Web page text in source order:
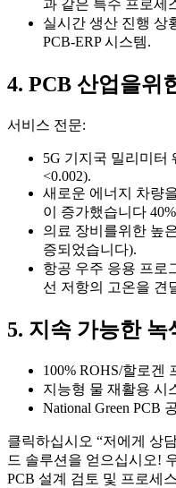
과 같은 특수 프로세
실시간 생산 진행 상
PCB-ERP 시스템.
4. PCB 산업을위
서비스 전문:
5G 기지국 밀리미터
<0.002).
새로운 에너지 차량
이 증가했습니다
의료 장비를위한 높
증되었습니다).
항공 우주 응용 프로
선 저항의 고온을 견
5. 지속 가능한 녹
100% ROHS/할로겐
지능형 물 재활용 시
National Green PCB
클릭하십시오 “저에게 상
드 솔루션을 얻으십시오!
PCB 설계 검토 및 프로세